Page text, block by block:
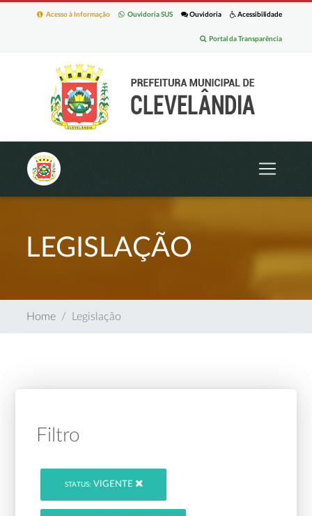
Acessibilidade
Ouvidoria
Ouvidoria SUS
Acesso à Informação
Portal da Transparência
LEGISLAÇÃO
Home Legislação
Filtro
STATUS: VIGENTE